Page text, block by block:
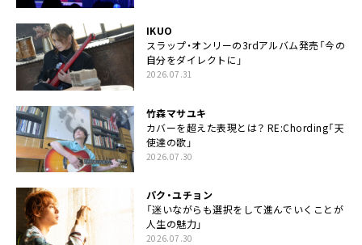
IKUO
スラップ・オンリーの3rdアルバム発売「今の
自分をダイレクトに」
2026.07.31
竹森マサユキ
カバーを超えた表現とは？ RE:Chording「天
使達の歌」
2026.07.30
パク・ユチョン
「迷いながらも選択をして進んでいくことが
人生の魅力」
2026.07.30